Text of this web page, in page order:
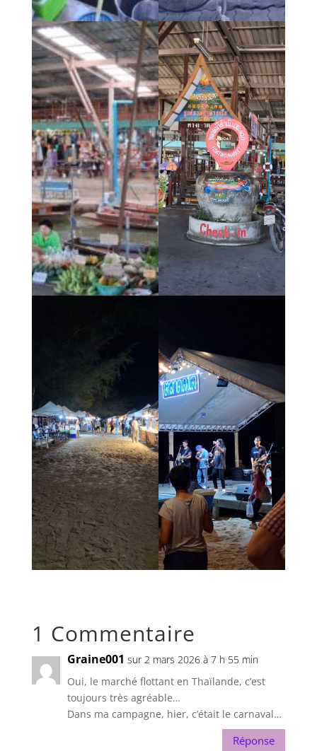
1 Commentaire
Graine001 sur 2 mars 2026 à 7 h 55 min
Oui, le marché flottant en Thaïlande, c’est
toujours très agréable…
Dans ma campagne, hier, c’était le carnaval…
Réponse